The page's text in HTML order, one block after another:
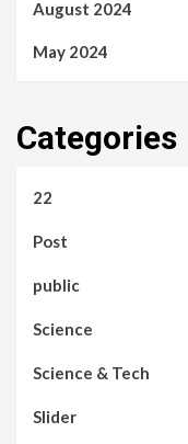
August 2024
May 2024
Categories
22
Post
public
Science
Science & Tech
Slider